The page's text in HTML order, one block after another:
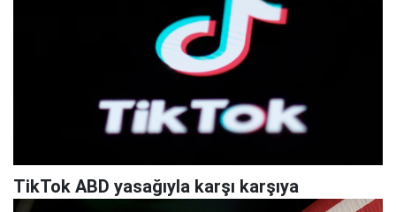
TikTok ABD yasağıyla karşı karşıya